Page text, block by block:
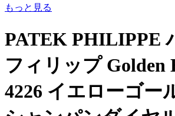
もっと見る
PATEK PHILIPPE
フィリップ Golden
4226 イエローゴー